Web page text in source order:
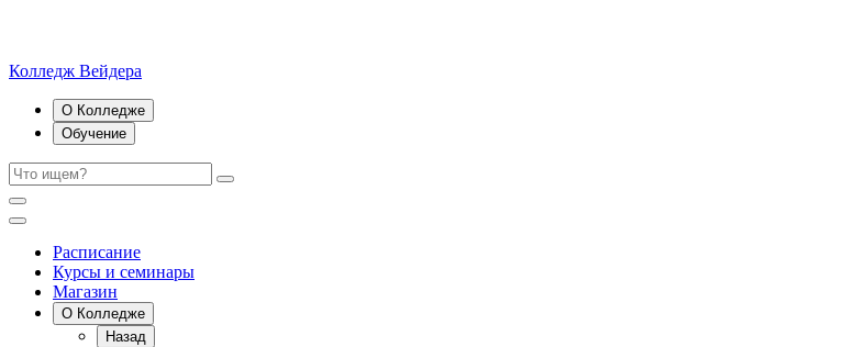
Колледж Вейдера
О Колледже
Обучение
Расписание
Курсы и семинары
Магазин
О Колледже
Назад